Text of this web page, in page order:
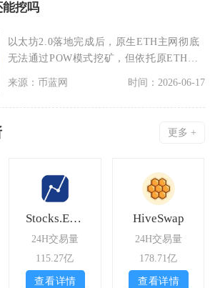
能挖吗
以太坊2.0落地完成后，原生ETH主网彻底
无法通过POW模式挖矿，但依托原ETH挖
来源：币蓝网 时间：2026-06-17
更多 +
Stocks.Exchange
24H交易量
115.27亿
查看详情
HiveSwap
24H交易量
178.71亿
查看详情